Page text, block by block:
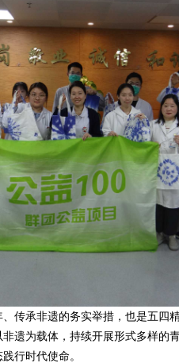
传承非遗的务实举措，也是五四
遗为载体，持续开展形式多样的
行时代使命。